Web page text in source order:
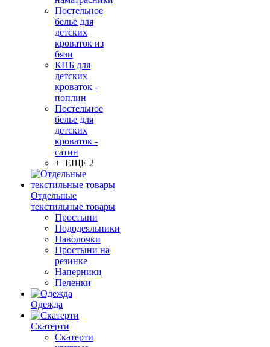
Постельное
белье для
детских
кроваток из
бязи
КПБ для
детских
кроваток -
поплин
Постельное
белье для
детских
кроваток -
сатин
+ ЕЩЕ 2
Отдельные
текстильные товары
Простыни
Пододеяльники
Наволочки
Простыни на
резинке
Наперники
Пеленки
Одежда
Скатерти
Скатерти